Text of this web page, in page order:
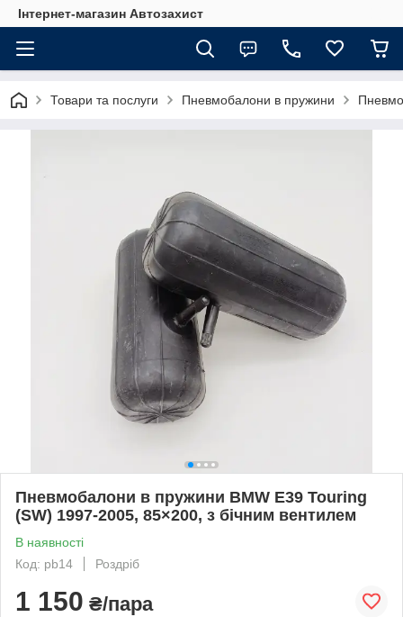
Інтернет-магазин Автозахист
Товари та послуги Пневмобалони в пружини
Пневмобалони в пружини BMW E39 Touring
(SW) 1997-2005, 85×200, з бічним вентилем
В наявності
Код: pb14
Роздріб
1 150 ₴/пара